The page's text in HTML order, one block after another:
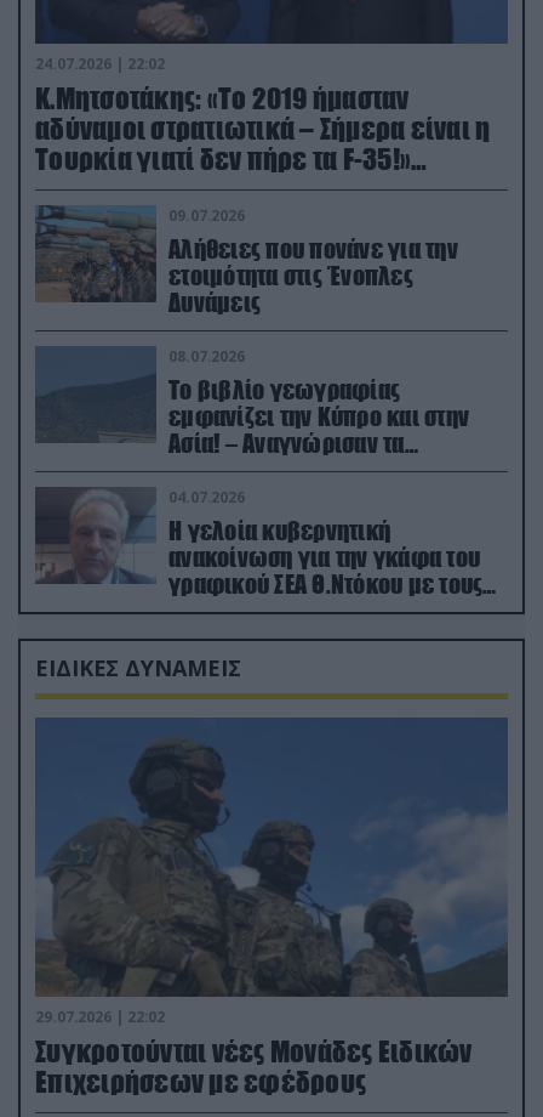
24.07.2026 | 22:02
Κ.Μητσοτάκης: «Το 2019 ήμασταν
αδύναμοι στρατιωτικά – Σήμερα είναι η
Τουρκία γιατί δεν πήρε τα F-35!»
(βίντεο)
09.07.2026
Αλήθειες που πονάνε για την
ετοιμότητα στις Ένοπλες
Δυνάμεις
08.07.2026
Το βιβλίο γεωγραφίας
εμφανίζει την Κύπρο και στην
Ασία! – Αναγνώρισαν τα
κατεχόμενα; (φωτο)
04.07.2026
Η γελοία κυβερνητική
ανακοίνωση για την γκάφα του
γραφικού ΣΕΑ Θ.Ντόκου με τους
Ρώσους φαρσέρ
ΕΙΔΙΚΕΣ ΔΥΝΑΜΕΙΣ
29.07.2026 | 22:02
Συγκροτούνται νέες Μονάδες Ειδικών
Επιχειρήσεων με εφέδρους